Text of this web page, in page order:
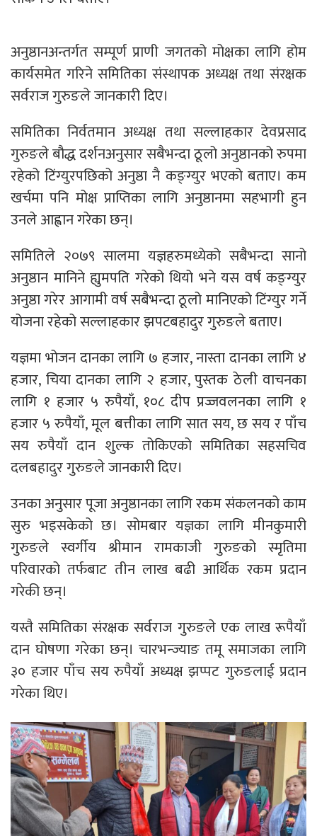
अनुष्ठानअन्तर्गत सम्पूर्ण प्राणी जगतको मोक्षका लागि होम
कार्यसमेत गरिने समितिका संस्थापक अध्यक्ष तथा संरक्षक
सर्वराज गुरुङले जानकारी दिए।
समितिका निर्वतमान अध्यक्ष तथा सल्लाहकार देवप्रसाद
गुरुङले बौद्ध दर्शनअनुसार सबैभन्दा ठूलो अनुष्ठानको रुपमा
रहेको टिंग्युरपछिको अनुष्ठा नै कङ्ग्युर भएको बताए। कम
खर्चमा पनि मोक्ष प्राप्तिका लागि अनुष्ठानमा सहभागी हुन
उनले आह्वान गरेका छन्।
समितिले २०७९ सालमा यज्ञहरुमध्येको सबैभन्दा सानो
अनुष्ठान मानिने ह्युमपति गरेको थियो भने यस वर्ष कङ्ग्युर
अनुष्ठा गरेर आगामी वर्ष सबैभन्दा ठूलो मानिएको टिंग्युर गर्ने
योजना रहेको सल्लाहकार झपटबहादुर गुरुङले बताए।
यज्ञमा भोजन दानका लागि ७ हजार, नास्ता दानका लागि ४
हजार, चिया दानका लागि २ हजार, पुस्तक ठेली वाचनका
लागि १ हजार ५ रुपैयाँ, १०८ दीप प्रज्जवलनका लागि १
हजार ५ रुपैयाँ, मूल बत्तीका लागि सात सय, छ सय र पाँच
सय रुपैयाँ दान शुल्क तोकिएको समितिका सहसचिव
दलबहादुर गुरुङले जानकारी दिए।
उनका अनुसार पूजा अनुष्ठानका लागि रकम संकलनको काम
सुरु भइसकेको छ। सोमबार यज्ञका लागि मीनकुमारी
गुरुङले स्वर्गीय श्रीमान रामकाजी गुरुङको स्मृतिमा
परिवारको तर्फबाट तीन लाख बढी आर्थिक रकम प्रदान
गरेकी छन्।
यस्तै समितिका संरक्षक सर्वराज गुरुङले एक लाख रूपैयाँ
दान घोषणा गरेका छन्। चारभन्ज्याङ तमू समाजका लागि
३० हजार पाँच सय रुपैयाँ अध्यक्ष झप्पट गुरुङलाई प्रदान
गरेका थिए।